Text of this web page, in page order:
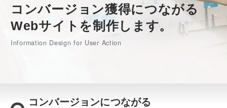
コンバージョン獲得につながる
Webサイトを制作します。
Information Design for User Action
コンバージョンにつながる